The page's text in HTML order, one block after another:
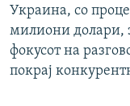
Украина, со
милиони долари,
фокусот на
покрај